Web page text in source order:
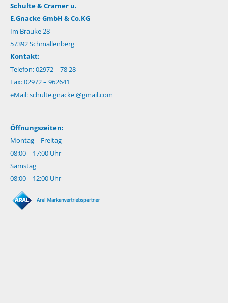
Schulte & Cramer u.
E.Gnacke GmbH & Co.KG
Im Brauke 28
57392 Schmallenberg
Kontakt:
Telefon: 02972 – 78 28
Fax: 02972 – 962641
eMail:schulte.gnacke @gmail.com
Öffnungszeiten:
Montag – Freitag
08:00 – 17:00 Uhr
Samstag
08:00 – 12:00 Uhr